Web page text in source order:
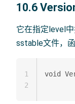
10.6
它在指定level
sstable文件，函
void
1
2